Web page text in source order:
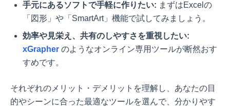
手元にあるソフトで手軽に作りたい: まずはExcelの
「図形」や「SmartArt」機能で試してみましょう。
効率や見栄え、共有のしやすさを重視したい:
xGrapher のようなオンライン専用ツールが断然おす
すめです。
それぞれのメリット・デメリットを理解し、あなたの目
的やシーンに合った最適なツールを選んで、分かりやす